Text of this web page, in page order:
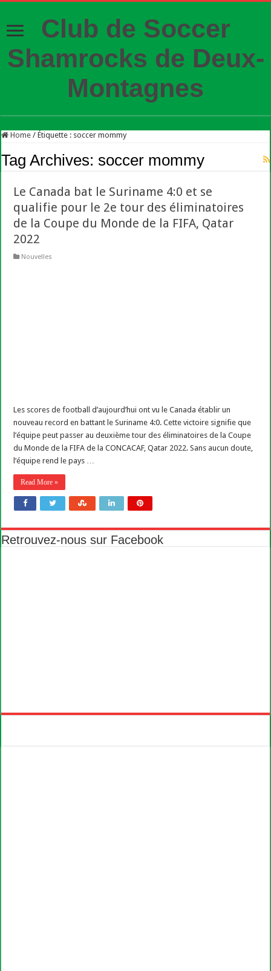
Club de Soccer
Shamrocks de Deux-
Montagnes
Home / Étiquette : soccer mommy
Tag Archives:soccer mommy
Le Canada bat le Suriname 4:0 et se
qualifie pour le 2e tour des éliminatoires
de la Coupe du Monde de la FIFA, Qatar
2022
Nouvelles
Les scores de football d’aujourd’hui ont vu le Canada établir un
nouveau record en battant le Suriname 4:0. Cette victoire signifie que
l’équipe peut passer au deuxième tour des éliminatoires de la Coupe
du Monde de la FIFA de la CONCACAF, Qatar 2022. Sans aucun doute,
l’équipe rend le pays …
Read More »
Retrouvez-nous sur Facebook